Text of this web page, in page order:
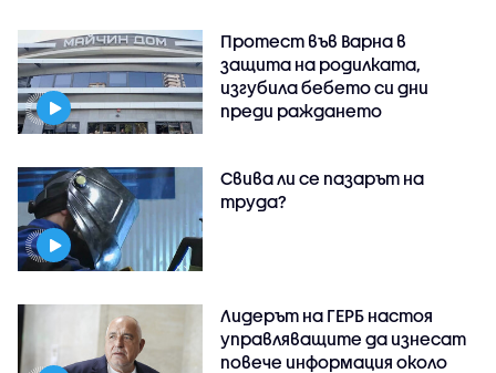
Протест във Варна в
защита на родилката,
изгубила бебето си дни
преди раждането
Свива ли се пазарът на
труда?
Лидерът на ГЕРБ настоя
управляващите да изнесат
повече информация около